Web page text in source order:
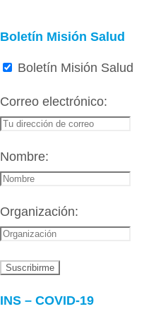
Boletín Misión Salud
Boletín Misión Salud
Correo electrónico:
Nombre:
Organización:
INS – COVID-19